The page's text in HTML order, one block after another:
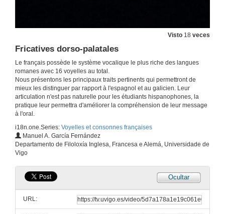
Visto 18 veces
Fricatives dorso-palatales
Le français possède le système vocalique le plus riche des langues
romanes avec 16 voyelles au total.
Nous présentons les principaux traits pertinents qui permettront de
mieux les distinguer par rapport à l'espagnol et au galicien. Leur
articulation n'est pas naturelle pour les étudiants hispanophones, la
pratique leur permettra d'améliorer la compréhension de leur message
à l'oral.
i18n.one.Series: Voyelles et consonnes françaises
Manuel A. García Fernández
Departamento de Filoloxía Inglesa, Francesa e Alemá, Universidade de
Vigo
Ocultar
URL:
Considérations générales
19 de xul. de 2019
Les Occlusives Bilabiales
Les Occlusives alvéo-dentales
19 de xul. de 2019